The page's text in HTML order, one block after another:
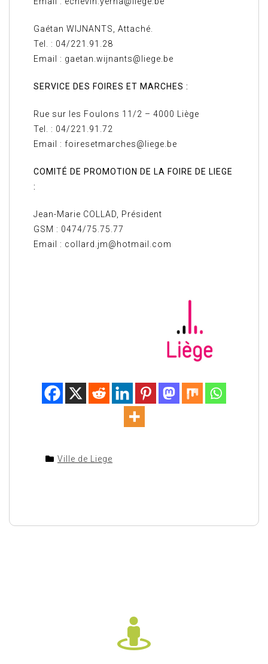
Gaétan WIJNANTS, Attaché.
Tel. : 04/221.91.28
Email : gaetan.wijnants@liege.be
SERVICE DES FOIRES ET MARCHES :
Rue sur les Foulons 11/2 – 4000 Liège
Tel. : 04/221.91.72
Email : foiresetmarches@liege.be
COMITÉ DE PROMOTION DE LA FOIRE DE LIEGE
:
Jean-Marie COLLAD, Président
GSM : 0474/75.75.77
Email : collard.jm@hotmail.com
Ville de Liege